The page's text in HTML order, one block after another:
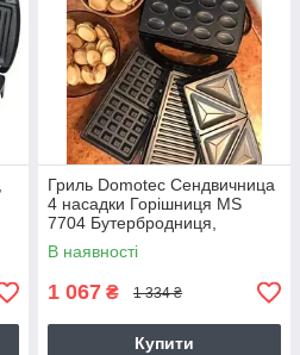
Гриль Domotec Сендвичница
4 насадки Горішниця MS
7704 Бутербродниця,
вафельниця
В наявності
1 067 ₴ 1 334 ₴
Купити